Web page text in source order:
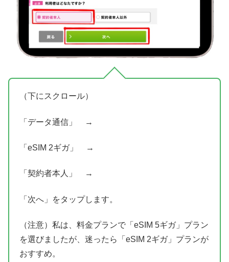
（下にスクロール）
「データ通信」 →
「eSIM 2ギガ」 →
「契約者本人」 →
「次へ」をタップします。
（注意）私は、料金プランで「eSIM 5ギガ」プラン
を選びましたが、迷ったら「eSIM 2ギガ」プランが
おすすめ。